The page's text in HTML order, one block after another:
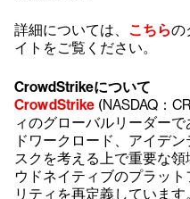
詳細については、 こちらの
イトをご覧ください。
CrowdStrikeについて
CrowdStrike (NASDAQ：
ィのグローバルリーダー
ドワークロード、アイデ
スクを考える上で重要な
ウドネイティブのプラッ
リティを再定義しています